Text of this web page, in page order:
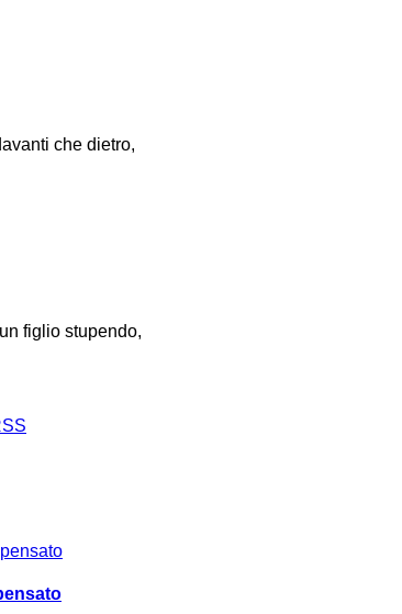
che dietro,
figlio stupendo,